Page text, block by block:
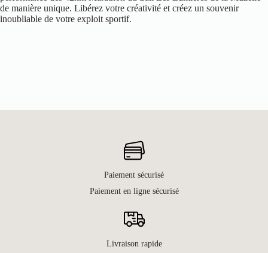
de manière unique. Libérez votre créativité et créez un souvenir
inoubliable de votre exploit sportif.
Paiement sécurisé
Paiement en ligne sécurisé
Livraison rapide